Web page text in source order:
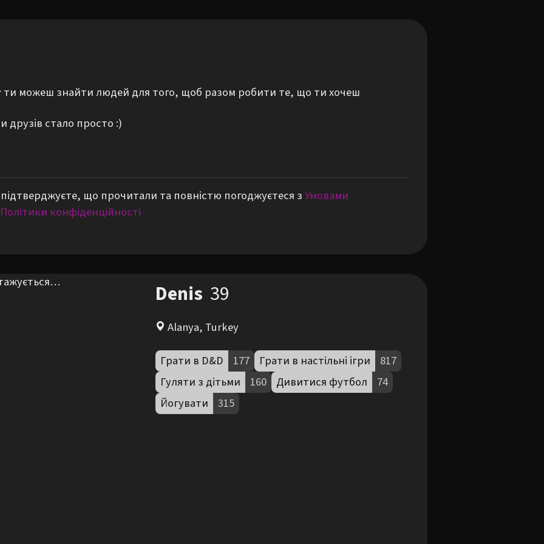
ти можеш знайти людей для того, щоб разом робити те, що ти хочеш
стало просто :)
що прочитали та повністю погоджуєтеся зУмовами
Політики конфіденційності
Denis 39
Alanya, Turkey
Грати в D&D 177 Грати в настільні ігри
817
Гуляти з дітьми
160 Дивитися футбол
74
Йогувати
315